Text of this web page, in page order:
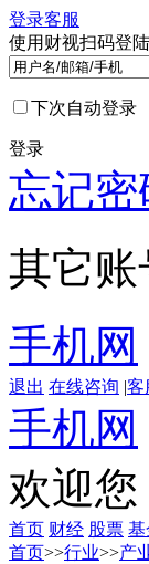
登录客服
使用财视扫码登陆
下次自动登录
登录
忘记密
其它账
手机网
退出 在线咨询 |客
手机网
欢迎您
首页 财经 股票 基
首页>>行业>>产